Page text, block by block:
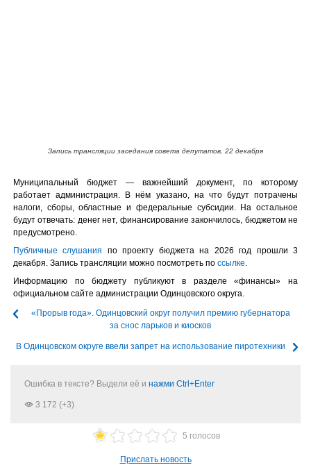
Запись трансляции заседания совета депутатов, 22 декабря
Муниципальный бюджет — важнейший документ, по которому
работает администрация. В нём указано, на что будут потрачены
налоги, сборы, областные и федеральные субсидии. На остальное
будут отвечать: денег нет, финансирование закончилось, бюджетом не
предусмотрено.
Публичные слушания по проекту бюджета на 2026 год прошли 3
декабря. Запись трансляции можно посмотреть по ссылке
Информацию по бюджету публикуют в разделе «финансы» на
официальном сайте администрации Одинцовского округа.
«Прорыв года». Одинцовский округ получил премию губернатора
за снос ларьков и киосков
В Одинцовском округе ввели запрет на использование пиротехники
Ошибка в тексте? Выдели её и нажми Ctrl+Enter
3 172 (+3)
5 голосов
Прислать новость